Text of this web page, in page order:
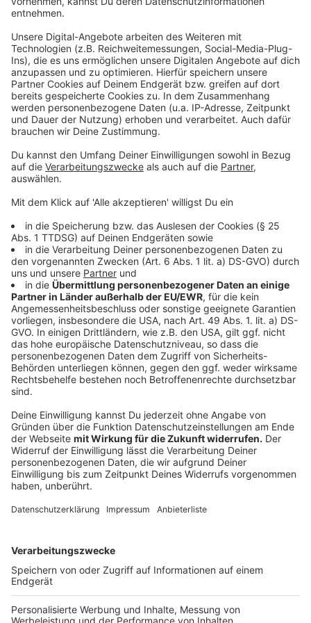
Jahres 2026 erwartet. Sie könnten noch in das
laufende Planfeststellungsverfahren einfließen und
möglicherweise Einfluss auf die endgültigen
Entscheidungen nehmen.
Allerdings stehen die Chancen für größere Änderungen
nicht besonders gut. Das Bundesverkehrsministerium
hat bereits eine Tunnellösung für die A1 zwischen der
Rheinbrücke und dem Kreuz Leverkusen
ausgeschlossen. Dennoch hofft die Stadt, dass das
Gutachten zumindest zu einem kleineren Ausbau
führen könnte.
Anzeige
Mehr Nachrichten aus Leverkusen
Anzeige
Wilder Parkplatz am Bahnhof Opladen wird gesperrt
Studie: Tausende Tonnen Müll treiben im Rhein an
Leverkusen vorbei
Käthe-Kollwitz-Gesamtschule: Standorte sollen
zusammenziehen
Anzeige
Anzeige